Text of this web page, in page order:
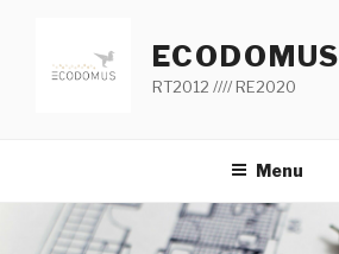
contenu
ECODOMUS
RT2012 //// RE2020
Menu